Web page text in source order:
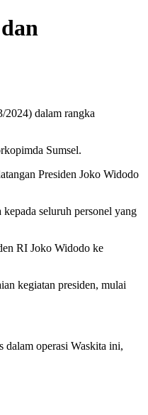
dalam rangka
Sumsel.
Presiden Joko Widodo
seluruh personel yang
RI Joko Widodo ke
kegiatan presiden, mulai
dalam operasi Waskita ini,